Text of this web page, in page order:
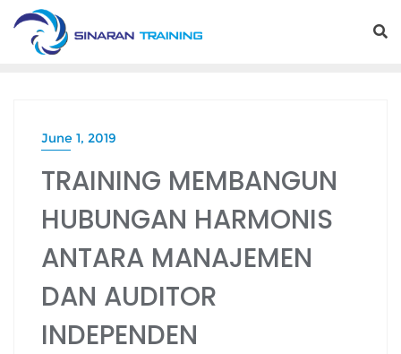
Skip
content
June 1, 2019
TRAINING MEMBANGUN
HUBUNGAN HARMONIS
ANTARA MANAJEMEN
DAN AUDITOR
INDEPENDEN